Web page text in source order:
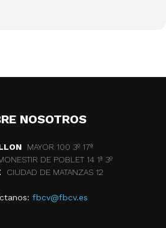
NOSOTROS
MAYOR 100 3º 17ª
DE POBLET 14 1ª 3º
CIUDAD DE MATANZAS 12
fbcv@fbcv.es